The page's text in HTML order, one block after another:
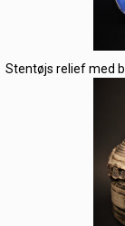
Stentøjs relief med